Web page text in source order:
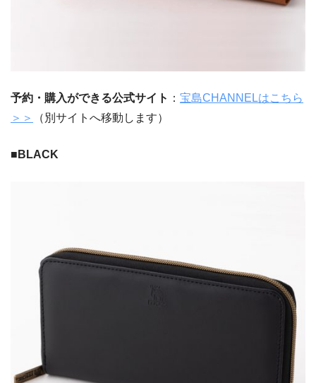
予約・購入ができる公式サイト ： 宝島CHANNELはこちら
＞＞
（別サイトへ移動します）
■BLACK